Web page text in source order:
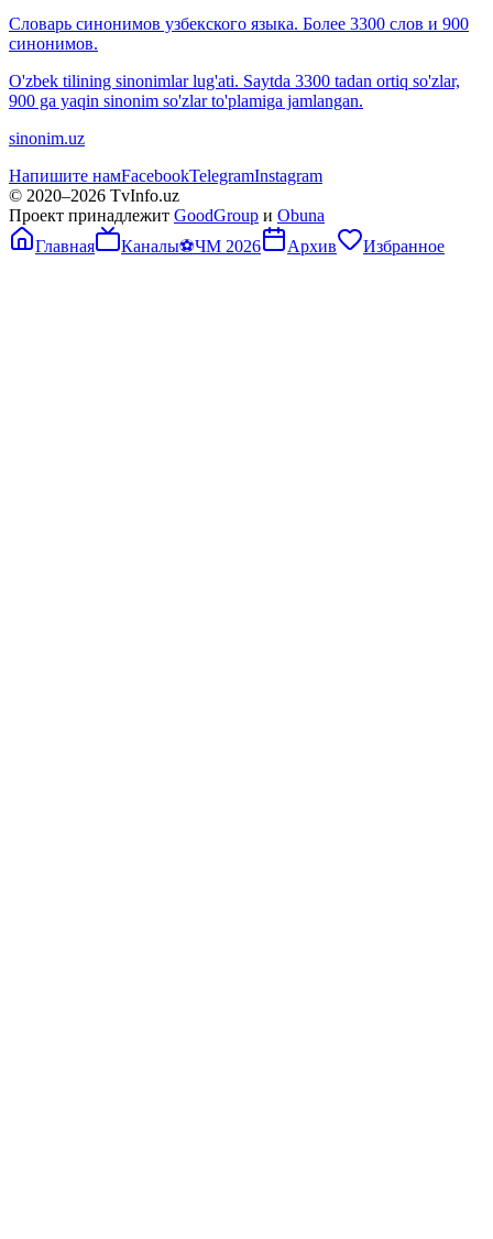
Словарь синонимов узбекского языка. Более 3300 слов и 900
синонимов.
O'zbek tilining sinonimlar lug'ati. Saytda 3300 tadan ortiq so'zlar,
900 ga yaqin sinonim so'zlar to'plamiga jamlangan.
sinonim.uz
Напишите намFacebookTelegramInstagram
© 2020–2026 TvInfo.uz
Проект принадлежит GoodGroup и Obuna
Главная
Каналы⚽ЧМ 2026 Архив Избранное